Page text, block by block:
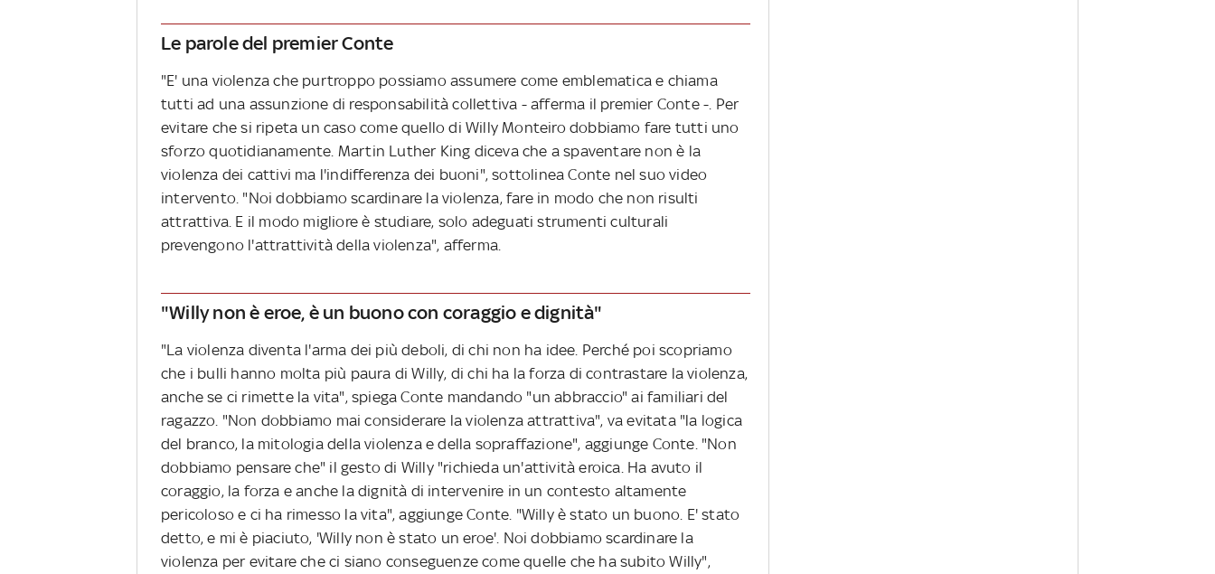
Le parole del premier Conte
"E' una violenza che purtroppo possiamo assumere come emblematica e chiama
tutti ad una assunzione di responsabilità collettiva - afferma il premier Conte -. Per
evitare che si ripeta un caso come quello di Willy Monteiro dobbiamo fare tutti uno
sforzo quotidianamente. Martin Luther King diceva che a spaventare non è la
violenza dei cattivi ma l'indifferenza dei buoni", sottolinea Conte nel suo video
intervento. "Noi dobbiamo scardinare la violenza, fare in modo che non risulti
attrattiva. E il modo migliore è studiare, solo adeguati strumenti culturali
prevengono l'attrattività della violenza", afferma.
"Willy non è eroe, è un buono con coraggio e dignità"
"La violenza diventa l'arma dei più deboli, di chi non ha idee. Perché poi scopriamo
che i bulli hanno molta più paura di Willy, di chi ha la forza di contrastare la violenza,
anche se ci rimette la vita", spiega Conte mandando "un abbraccio" ai familiari del
ragazzo. "Non dobbiamo mai considerare la violenza attrattiva", va evitata "la logica
del branco, la mitologia della violenza e della sopraffazione", aggiunge Conte. "Non
dobbiamo pensare che" il gesto di Willy "richieda un'attività eroica. Ha avuto il
coraggio, la forza e anche la dignità di intervenire in un contesto altamente
pericoloso e ci ha rimesso la vita", aggiunge Conte. "Willy è stato un buono. E' stato
detto, e mi è piaciuto, 'Willy non è stato un eroe'. Noi dobbiamo scardinare la
violenza per evitare che ci siano conseguenze come quelle che ha subito Willy",